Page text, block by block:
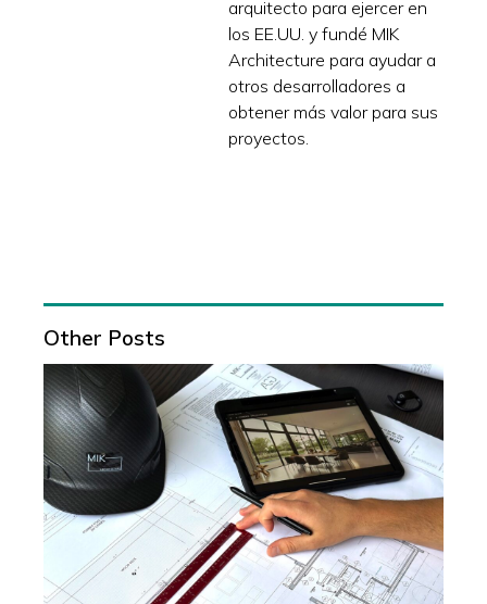
arquitecto para ejercer en
los EE.UU. y fundé MIK
Architecture para ayudar a
otros desarrolladores a
obtener más valor para sus
proyectos.
Other Posts